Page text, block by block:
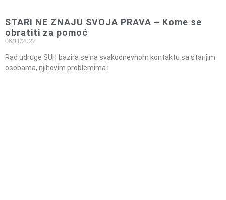
STARI NE ZNAJU SVOJA PRAVA – Kome se
obratiti za pomoć
06/11/2022
Rad udruge SUH bazira se na svakodnevnom kontaktu sa starijim
osobama, njihovim problemima i